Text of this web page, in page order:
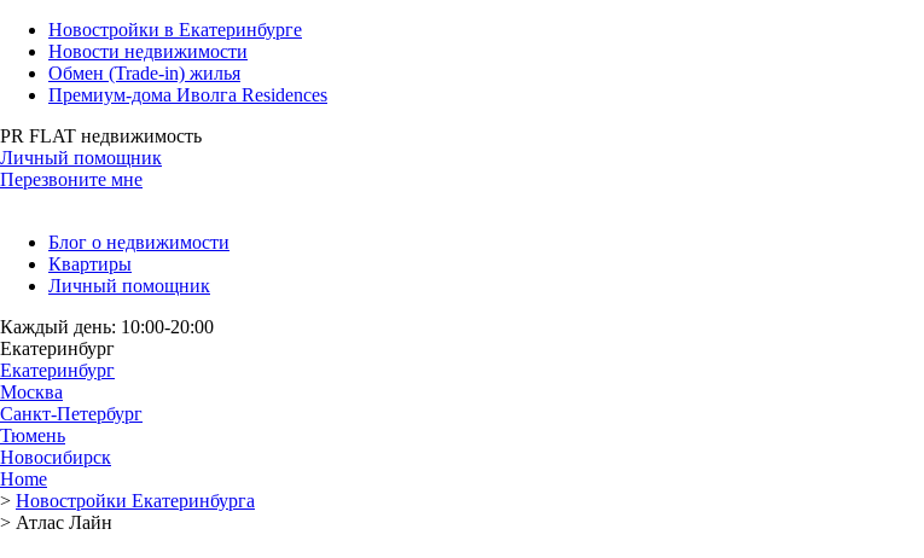
Новостройки в Екатеринбурге
Новости недвижимости
Обмен (Trade-in) жилья
Премиум-дома Иволга Residences
PR FLAT недвижимость
Личный помощник
Перезвоните мне
Блог о недвижимости
Квартиры
Личный помощник
Каждый день: 10:00-20:00
Екатеринбург
Екатеринбург
Москва
Санкт-Петербург
Тюмень
Новосибирск
Home
> Новостройки Екатеринбурга
> Атлас Лайн